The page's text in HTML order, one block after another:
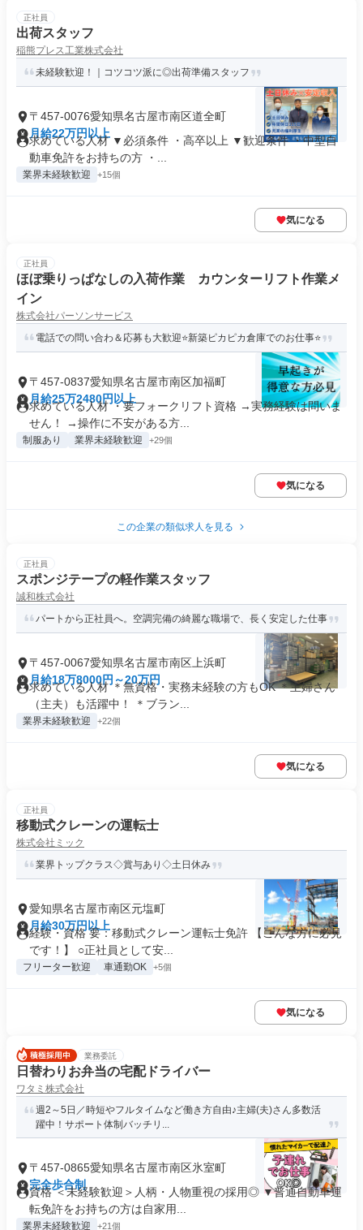
正社員
出荷スタッフ
稲熊プレス工業株式会社
未経験歓迎！｜コツコツ派に◎出荷準備スタッフ
〒457-0076愛知県名古屋市南区道全町
月給22万円以上
求めている人材 ▼必須条件 ・高卒以上 ▼歓迎条件 ・中型自
動車免許をお持ちの方 ・...
業界未経験歓迎 +15個
気になる
正社員
ほぼ乗りっぱなしの入荷作業 カウンターリフト作業メ
イン
株式会社パーソンサービス
電話での問い合わ＆応募も大歓迎⭐新築ピカピカ倉庫でのお仕事⭐
〒457-0837愛知県名古屋市南区加福町
月給25万2480円以上
求めている人材 ・要フォークリフト資格 →実務経験は問いま
せん！ →操作に不安がある方...
制服あり 業界未経験歓迎 +29個
気になる
この企業の類似求人を見る
正社員
スポンジテープの軽作業スタッフ
誠和株式会社
パートから正社員へ。空調完備の綺麗な職場で、長く安定した仕事
〒457-0067愛知県名古屋市南区上浜町
月給18万8000円～20万円
求めている人材 ＊無資格・実務未経験の方もOK ＊主婦さん
（主夫）も活躍中！ ＊ブラン...
業界未経験歓迎 +22個
気になる
正社員
移動式クレーンの運転士
株式会社ミック
業界トップクラス◇賞与あり◇土日休み
愛知県名古屋市南区元塩町
月給30万円以上
経験・資格 要：移動式クレーン運転士免許 【こんな方に必見
です！】 ○正社員として安...
フリーター歓迎 車通勤OK +5個
気になる
業務委託
日替わりお弁当の宅配ドライバー
ワタミ株式会社
週2～5日／時短やフルタイムなど働き方自由♪主婦(夫)さん多数活
躍中！サポート体制バッチリ...
〒457-0865愛知県名古屋市南区氷室町
完全歩合制
資格 ＜未経験歓迎＞人柄・人物重視の採用◎ ▼普通自動車運
転免許をお持ちの方は自家用...
業界未経験歓迎 +21個